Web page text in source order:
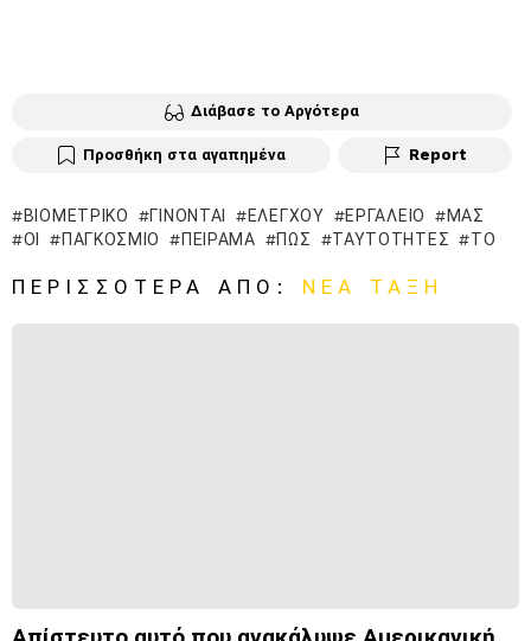
Διάβασε το Αργότερα
Προσθήκη στα αγαπημένα Report
ΒΙΟΜΕΤΡΙΚΌ ΓΊΝΟΝΤΑΙ ΕΛΈΓΧΟΥ ΕΡΓΑΛΕΊΟ
ΜΑΣ
ΟΙ
ΠΑΓΚΌΣΜΙΟ ΠΕΊΡΑΜΑ ΠΩΣ ΤΑΥΤΌΤΗΤΕΣ ΤΟ
ΠΕΡΙΣΣΌΤΕΡΑ ΑΠΌ: ΝΈΑ ΤΆΞΗ